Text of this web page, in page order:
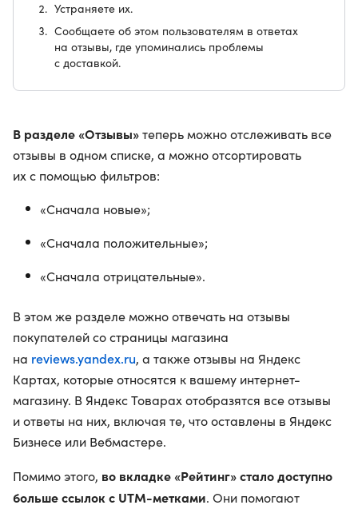
Устраняете их.
Сообщаете об этом пользователям в ответах
на отзывы, где упоминались проблемы
с доставкой.
В разделе «Отзывы»теперь можно отслеживать все
отзывы в одном списке, а можно отсортировать
их с помощью фильтров:
«Сначала новые»;
«Сначала положительные»;
«Сначала отрицательные».
В этом же разделе можно отвечать на отзывы
покупателей со страницы магазина
на reviews.yandex.ru, а также отзывы на Яндекс
Картах, которые относятся к вашему интернет-
магазину. В Яндекс Товарах отобразятся все отзывы
и ответы на них, включая те, что оставлены в Яндекс
Бизнесе или Вебмастере.
Помимо этого, во вкладке «Рейтинг» стало доступно
больше ссылок с UTM-метками. Они помогают